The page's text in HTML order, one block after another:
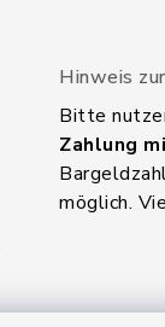
Hinweis
Bitte
Zahlung
möglich.